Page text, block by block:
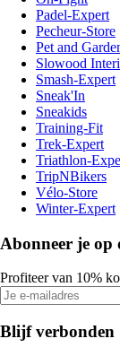
Padel-Expert
Pecheur-Store
Pet and
Slowood
Smash-Expert
Sneak'In
Sneakids
Training-Fit
Trek-Expert
Triathlon-
TripNBikers
Vélo-Store
Winter-Expert
Abonneer je op
Profiteer van 10%
Blijf verbonden